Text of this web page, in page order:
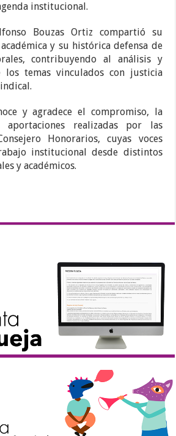
institucional.
Bouzas Ortiz compartió su
y su histórica defensa de
contribuyendo al análisis y
los temas vinculados con justicia
y agradece el compromiso, la
aportaciones realizadas por las
Honorarios, cuyas voces
institucional desde distintos
y académicos.